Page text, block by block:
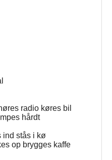
radio køres bil
hårdt
ind stås i kø
op brygges kaffe